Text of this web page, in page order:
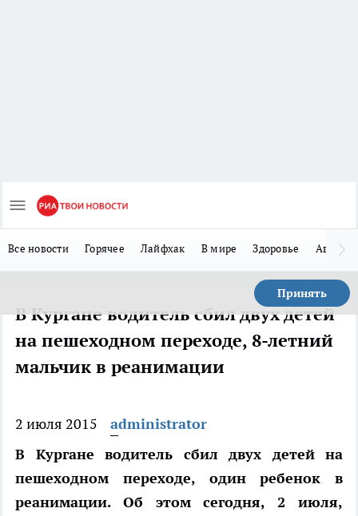
Все новости Горячее Лайфхак В мире Здоровье Авто
Принять
В Кургане водитель сбил двух детей
на пешеходном переходе, 8-летний
мальчик в реанимации
2 июля 2015
administrator
В Кургане водитель сбил двух детей на
пешеходном переходе, один ребенок в
реанимации. Об этом сегодня, 2 июля,